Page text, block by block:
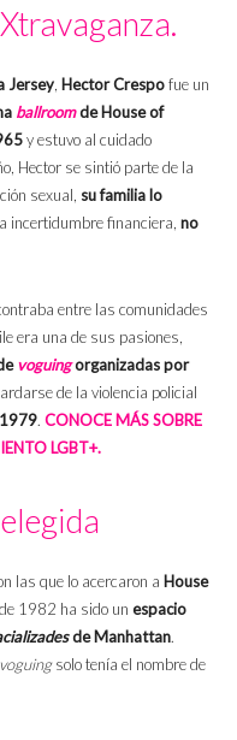
Jersey, Hector Crespofue un
ballroomde House of
y estuvo al cuidado
Hector se sintió parte de la
sexual, su familia lo
incertidumbre financiera, no
entre las comunidades
era una de sus pasiones,
voguingorganizadas por
de la violencia policial
1979. CONOCE MÁS SOBRE
LGBT+.
las que lo acercaron a House
1982 ha sido un espacio
de Manhattan.
voguingsolo tenía el nombre de